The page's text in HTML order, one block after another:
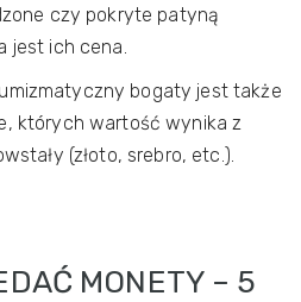
czy pokryte patyną
jest ich cena.
bogaty jest także
których wartość wynika z
(złoto, srebro, etc.).
MONETY – 5